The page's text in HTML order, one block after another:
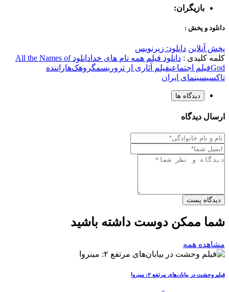
بازیگران:
دانلود و پخش :
پخش آنلاین دانلود: زیرنویس
کلمه کلیدی : دانلود فیلم همه نام های خدا
دانلود All the Names of
Godفیلم اجتماعیفیلم آثاری از تروریسمگروهک‌هاراننده
تاکسیسینمای ایران
دیدگاه ها
ارسال دیدگاه
دیدگاه پست
شما ممکن دوست داشته باشید
مشاهده همه
فیلم وحشت در بیابان‌های مرتفع ۲: مینروا